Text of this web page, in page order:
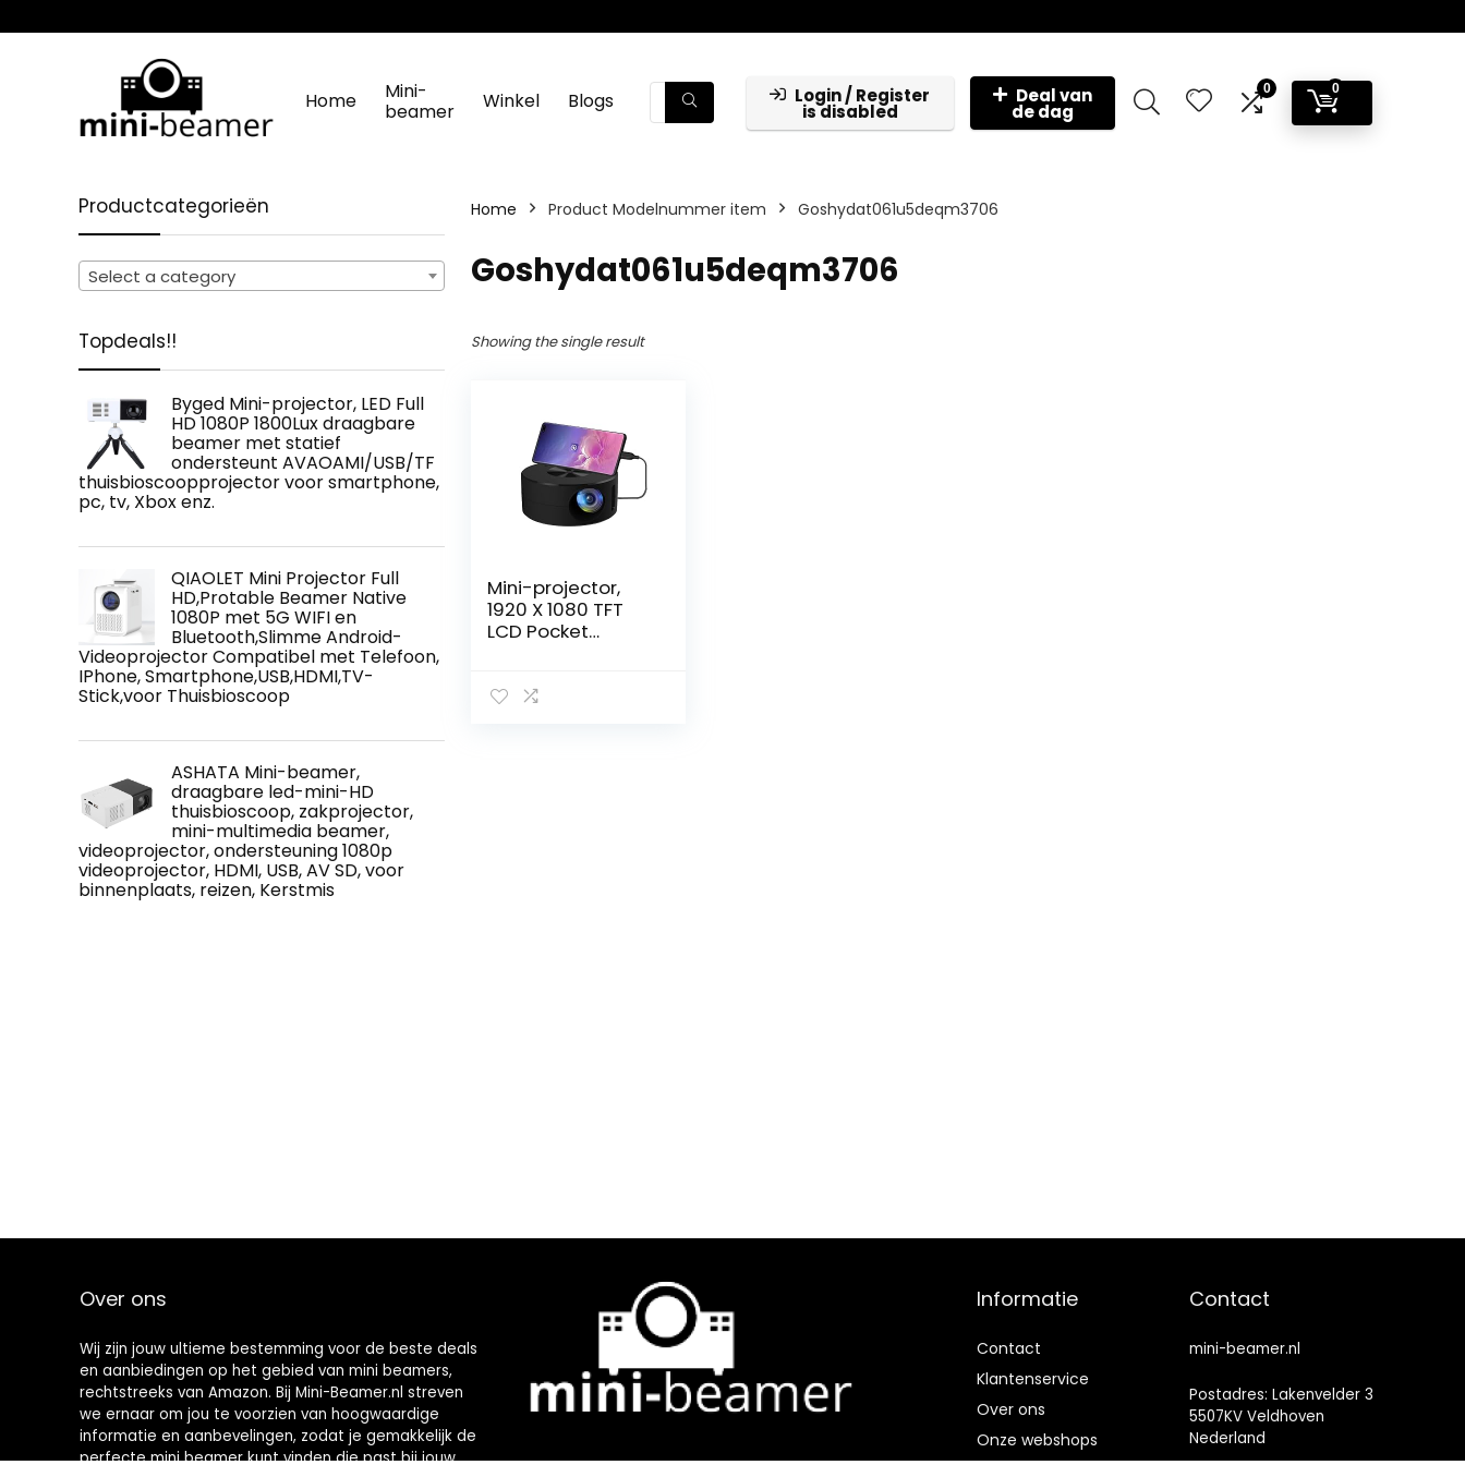
Home
Mini-
beamer
Winkel Blogs Login / Register
is disabled
Deal van
de dag
0 0
Productcategorieën
Select a category
Topdeals!!
Byged Mini-projector, LED Full
HD 1080P 1800Lux draagbare
beamer met statief
ondersteunt AVAOAMI/USB/TF
thuisbioscoopprojector voor smartphone,
pc, tv, Xbox enz.
QIAOLET Mini Projector Full
HD,Protable Beamer Native
1080P met 5G WIFI en
Bluetooth,Slimme Android-
Videoprojector Compatibel met Telefoon,
IPhone, Smartphone,USB,HDMI,TV-
Stick,voor Thuisbioscoop
ASHATA Mini-beamer,
draagbare led-mini-HD
thuisbioscoop, zakprojector,
mini-multimedia beamer,
videoprojector, ondersteuning 1080p
videoprojector, HDMI, USB, AV SD, voor
binnenplaats, reizen, Kerstmis
Home Product Modelnummer item ‎Goshydat061u5deqm3706
‎Goshydat061u5deqm3706
Showing the single result
Mini-projector,
1920 X 1080 TFT
LCD Pocket
Movie-projector
Over ons
Wij zijn jouw ultieme bestemming voor de beste deals
en aanbiedingen op het gebied van mini beamers,
rechtstreeks van Amazon. Bij Mini-Beamer.nl streven
we ernaar om jou te voorzien van hoogwaardige
informatie en aanbevelingen, zodat je gemakkelijk de
perfecte mini beamer kunt vinden die past bij jouw
Informatie
Contact
Klantenservice
Over ons
Onze webshops
Contact
mini-beamer.nl
Postadres: Lakenvelder 3
5507KV Veldhoven
Nederland